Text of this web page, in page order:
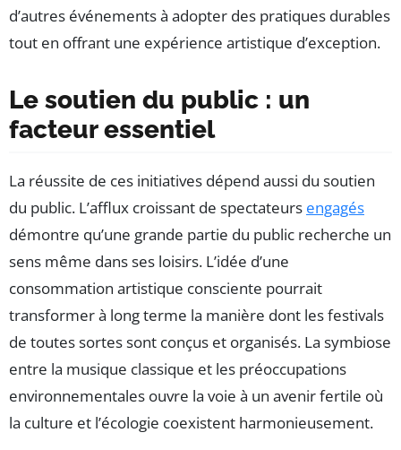
d’autres événements à adopter des pratiques durables
tout en offrant une expérience artistique d’exception.
Le soutien du public : un
facteur essentiel
La réussite de ces initiatives dépend aussi du soutien
du public. L’afflux croissant de spectateurs engagés
démontre qu’une grande partie du public recherche un
sens même dans ses loisirs. L’idée d’une
consommation artistique consciente pourrait
transformer à long terme la manière dont les festivals
de toutes sortes sont conçus et organisés. La symbiose
entre la musique classique et les préoccupations
environnementales ouvre la voie à un avenir fertile où
la culture et l’écologie coexistent harmonieusement.